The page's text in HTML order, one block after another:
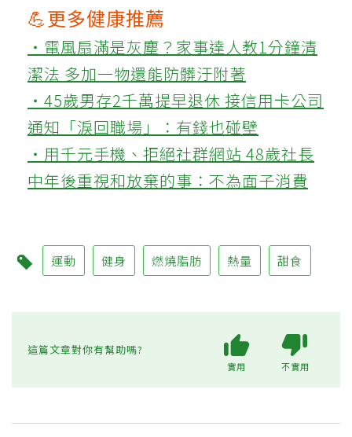
💪更多健康推薦
‧電風扇滿是灰塵？家事達人教1分鐘清
潔法 多加一物還能防髒汙附著
‧45歲男存2千萬提早退休 接信用卡公司
通知「淚回職場」：有錢也碰壁
‧用千元手機、拒絕社群網站 48歲社長
中年後重視和放棄的事：不為面子消費
運動 健身 燃燒脂肪 熱量 甜食
這篇文章對你有幫助嗎?
實用 不實用